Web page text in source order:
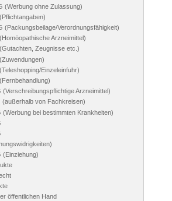
(Werbung ohne Zulassung)
(Packungsbeilage/Verordnungsfähigkeit)
Arzneimittel)
Zeugnisse etc.)
Einzeleinfuhr)
(Verschreibungspflichtige Arzneimittel)
(außerhalb von Fachkreisen)
(Werbung bei bestimmten Krankheiten)
(Einziehung)
öffentlichen Hand